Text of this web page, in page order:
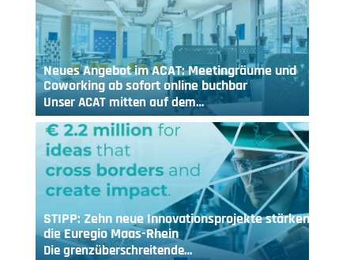
Neues Angebot im ACAT: Meetingräume und
Coworking ab sofort online buchbar
Unser ACAT mitten auf dem…
STIPP: Zehn neue Innovationsprojekte stärken
die Euregio Maas-Rhein
Die grenzüberschreitende…